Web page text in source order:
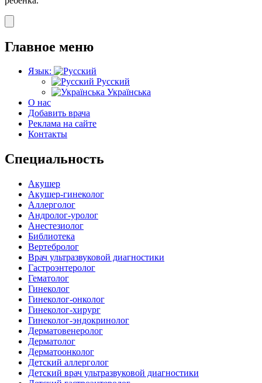
Главное меню
Язык:
Русский
Українська
О нас
Добавить врача
Реклама на сайте
Контакты
Специальность
Акушер
Акушер-гинеколог
Аллерголог
Андролог-уролог
Анестезиолог
Библиотека
Вертебролог
Врач ультразвуковой диагностики
Гастроэнтеролог
Гематолог
Гинеколог
Гинеколог-онколог
Гинеколог-хирург
Гинеколог-эндокринолог
Дерматовенеролог
Дерматолог
Дерматоонколог
Детский аллерголог
Детский врач ультразвуковой диагностики